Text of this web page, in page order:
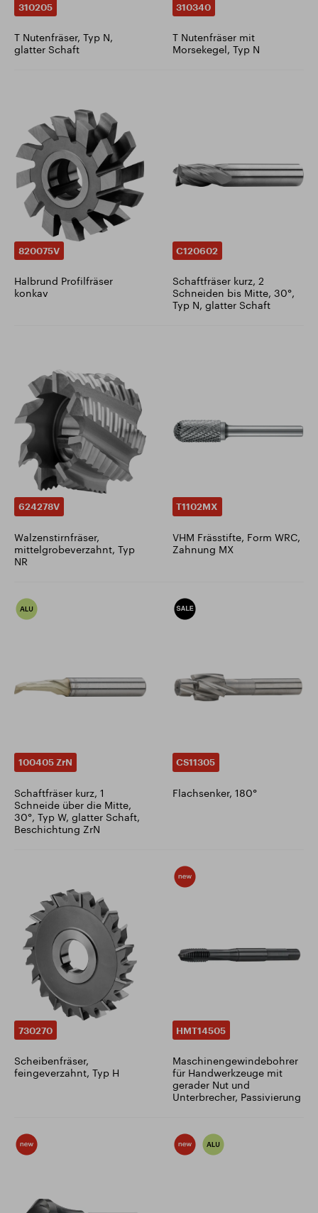
310205
T Nutenfräser, Typ N,
glatter Schaft
310340
T Nutenfräser mit
Morsekegel, Typ N
820075V
Halbrund Profilfräser
konkav
C120602
Schaftfräser kurz, 2
Schneiden bis Mitte, 30°,
Typ N, glatter Schaft
624278V
Walzenstirnfräser,
mittelgrobeverzahnt, Typ
NR
T1102MX
VHM Frässtifte, Form WRC,
Zahnung MX
100405 ZrN
Schaftfräser kurz, 1
Schneide über die Mitte,
30°, Typ W, glatter Schaft,
Beschichtung ZrN
CS11305
Flachsenker, 180°
730270
Scheibenfräser,
feingeverzahnt, Typ H
HMT14505
Maschinengewindebohrer
für Handwerkzeuge mit
gerader Nut und
Unterbrecher, Passivierung